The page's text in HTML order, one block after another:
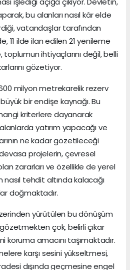
bu alanları nasıl kâr elde
vatandaşlar tarafından
11 ilde ilan edilen 21 yenileme
toplumun ihtiyaçlarını değil, belli
gözetiyor.
milyon metrekarelik rezerv
bir endişe kaynağı. Bu
kriterlere dayanarak
yatırım yapacağı ve
ne kadar gözetileceği
projelerin, çevresel
zararları ve özellikle de yerel
nasıl tehdit altında kalacağı
doğmaktadır.
yürütülen bu dönüşüm
çok, belirli çıkar
koruma amacını taşımaktadır.
karşı sesini yükseltmesi,
dışında geçmesine engel